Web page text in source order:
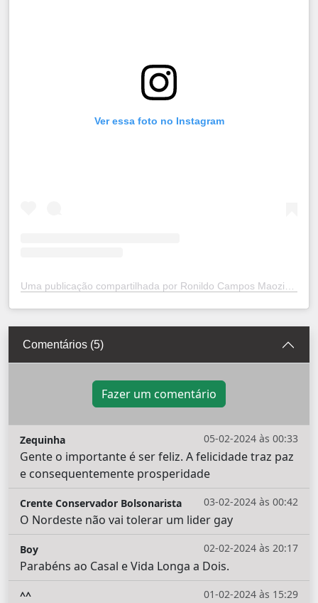
Ver essa foto no Instagram
Comentários (5)
Fazer um comentário
05-02-2024 às 00:33
Zequinha
Gente o importante é ser feliz. A felicidade traz paz
e consequentemente prosperidade
03-02-2024 às 00:42
Crente Conservador Bolsonarista
O Nordeste não vai tolerar um lider gay
02-02-2024 às 20:17
Boy
Parabéns ao Casal e Vida Longa a Dois.
01-02-2024 às 15:29
^^